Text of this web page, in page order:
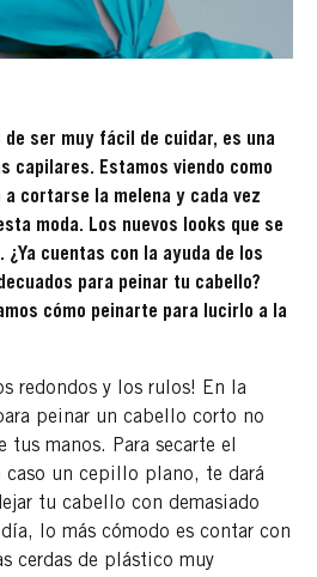
de ser muy fácil de cuidar, es una
capilares. Estamos viendo como
cortarse la melena y cada vez
moda. Los nuevos looks que se
¿Ya cuentas con la ayuda de los
para peinar tu cabello?
cómo peinarte para lucirlo a la
redondos y los rulos! En la
peinar un cabello corto no
tus manos. Para secarte el
un cepillo plano, te dará
tu cabello con demasiado
lo más cómodo es contar con
cerdas de plástico muy